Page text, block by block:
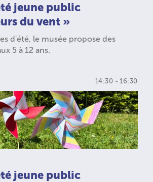
jeune public
du vent »
d'été, le musée propose des
5 à 12 ans.
14:30 - 16:30
jeune public